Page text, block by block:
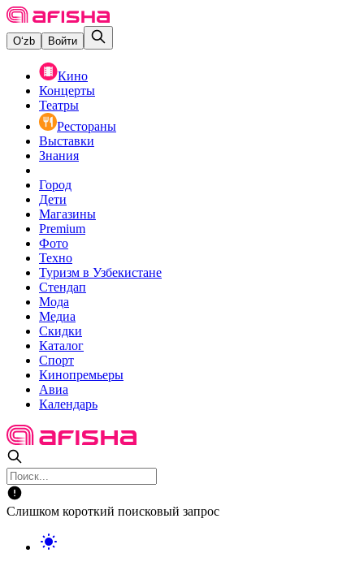
O‘zb Войти
Кино
Концерты
Театры
Рестораны
Выставки
Знания
Город
Дети
Магазины
Premium
Фото
Техно
Туризм в Узбекистане
Стендап
Мода
Медиа
Скидки
Каталог
Спорт
Кинопремьеры
Авиа
Календарь
Слишком короткий поисковый запрос